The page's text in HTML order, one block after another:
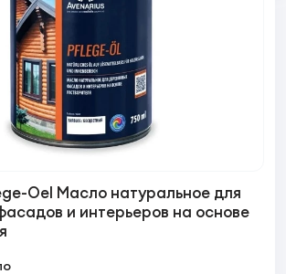
Oel Масло натуральное для
и интерьеров на основе